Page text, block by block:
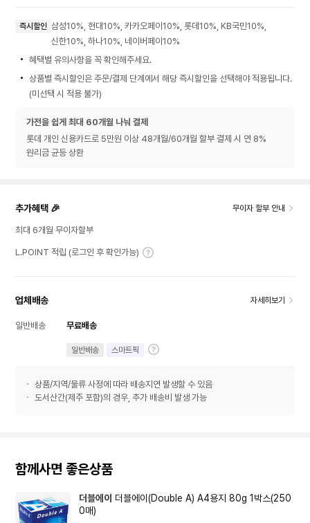
즉시할인 삼성10%, 현대10%, 카카오페이10%, 롯데10%, KB국민10%,
신한10%, 하나10%, 네이버페이10%
혜택별 유의사항을 꼭 확인해주세요.
상품별 즉시할인은 주문/결제 단계에서 해당 즉시할인을 선택해야 적용됩니다.
(미선택 시 적용 불가)
가전을 쉽게 최대 60개월 나눠 결제
롯데 개인 신용카드로 5만원 이상 48개월/60개월 할부 결제 시 연 8%
원리금 균등 상환
추가혜택 🎉 무이자 할부 안내
최대 6개월 무이자할부
L.POINT 적립 (로그인 후 확인가능)
업체배송 자세히보기
일반배송 무료배송
일반배송 스마트픽
상품/지역/물류 사정에 따라 배송지연 발생할 수 있음
도서산간(제주 포함)의 경우, 추가 배송비 발생 가능
함께사면 좋은상품
더블에이 더블에이(Double A) A4용지 80g 1박스(250
0매)